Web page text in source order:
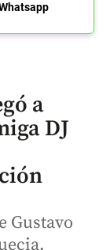
a
DJ
Gustavo